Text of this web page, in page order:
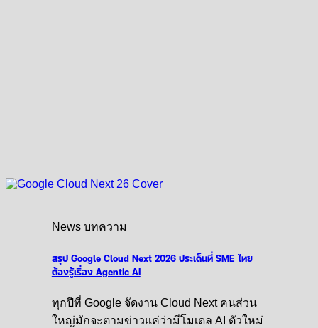
News บทความ
สรุป Google Cloud Next 2026 ประเด็นที่ SME ไทย
ต้องรู้เรื่อง Agentic AI
ทุกปีที่ Google จัดงาน Cloud Next คนส่วน
ใหญ่มักจะตามข่าวแค่ว่ามีโมเดล AI ตัวใหม่